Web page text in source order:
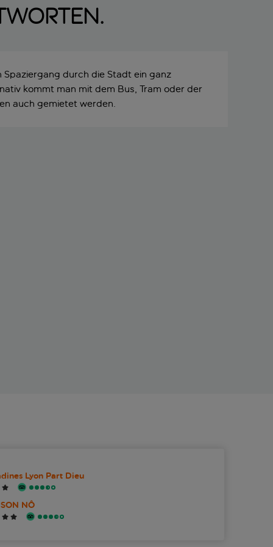
durch die Stadt ein ganz
kommt man mit dem Bus, Tram oder der
auch gemietet werden.
Lyon Part Dieu
NÔ